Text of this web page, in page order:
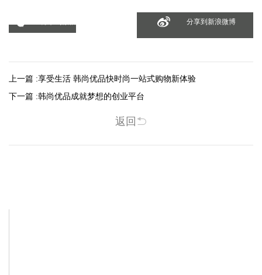
分享到新浪微博
上一篇 :享受生活 韩尚优品快时尚一站式购物新体验
下一篇 :韩尚优品成就梦想的创业平台
返回